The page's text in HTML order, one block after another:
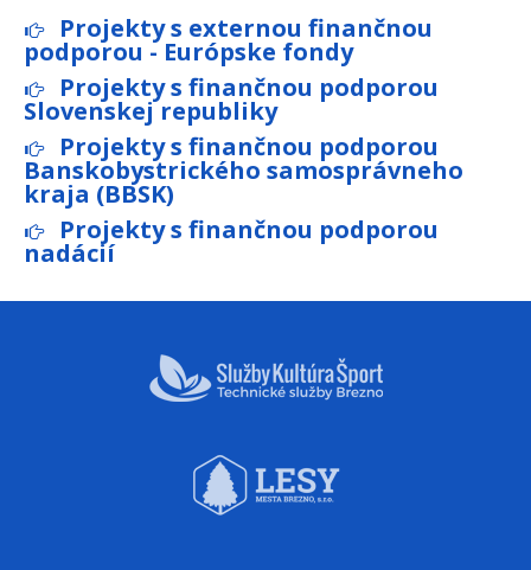
Projekty s externou finančnou
podporou - Európske fondy
Projekty s finančnou podporou
Slovenskej republiky
Projekty s finančnou podporou
Banskobystrického samosprávneho
kraja (BBSK)
Projekty s finančnou podporou
nadácií